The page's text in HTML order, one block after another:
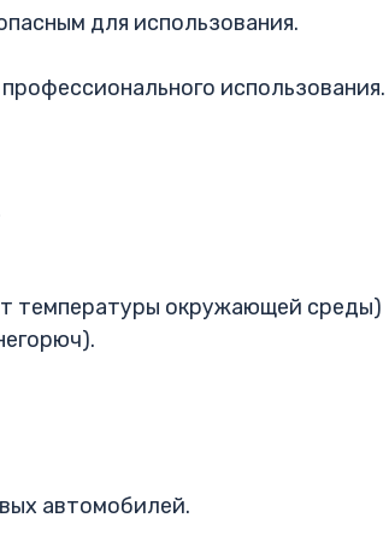
для использования.
использования.
температуры окружающей среды)
автомобилей.